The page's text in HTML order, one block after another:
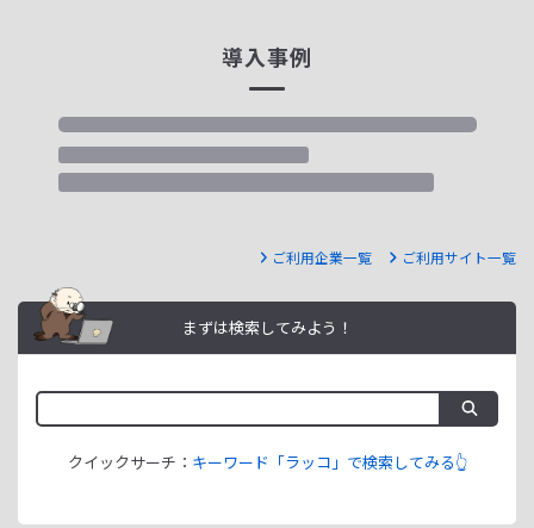
導入事例
ご利用企業一覧 ご利用サイト一覧
まずは検索してみよう！
クイックサーチ： キーワード「ラッコ」で検索してみる👆